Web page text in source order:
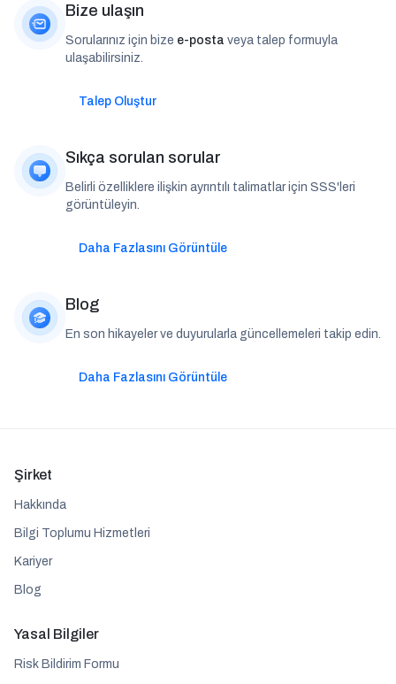
Bize ulaşın
Sorularınız için bize e-posta veya talep formuyla
ulaşabilirsiniz.
Talep Oluştur
Sıkça sorulan sorular
Belirli özelliklere ilişkin ayrıntılı talimatlar için SSS'leri
görüntüleyin.
Daha Fazlasını Görüntüle
Blog
En son hikayeler ve duyurularla güncellemeleri takip edin.
Daha Fazlasını Görüntüle
Şirket
Hakkında
Bilgi Toplumu Hizmetleri
Kariyer
Blog
Yasal Bilgiler
Risk Bildirim Formu